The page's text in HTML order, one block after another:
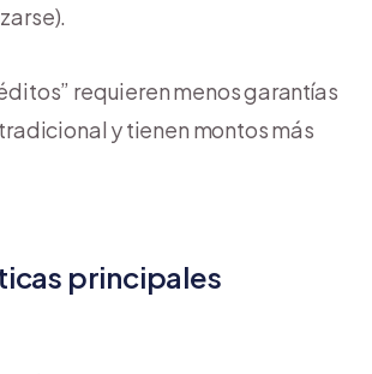
requieren menos garantías
y tienen montos más
principales